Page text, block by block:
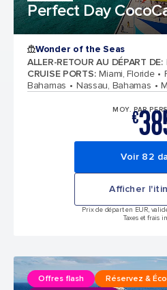
Perfect Day
Wonder of the Seas
ALLER-RETOUR AU DÉPART DE:
CRUISE PORTS: Miami, Floride
Bahamas
Nassau, Bahamas
MOY. PAR
€
Voir 82
Afficher
Prix de départ en EUR,
Taxes et frais
Offres flash
Réservez &